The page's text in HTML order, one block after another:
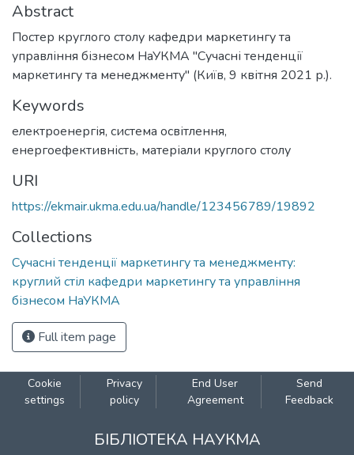
Abstract
Постер круглого столу кафедри маркетингу та
управління бізнесом НаУКМА "Сучасні тенденції
маркетингу та менеджменту" (Київ, 9 квітня 2021 р.).
Keywords
електроенергія, система освітлення,
енергоефективність, матеріали круглого столу
URI
https://ekmair.ukma.edu.ua/handle/123456789/19892
Collections
Сучасні тенденції маркетингу та менеджменту:
круглий стіл кафедри маркетингу та управління
бізнесом НаУКМА
Full item page
Cookie
settings
Privacy
policy
End User
Agreement
Send
Feedback
БІБЛІОТЕКА НАУКМА